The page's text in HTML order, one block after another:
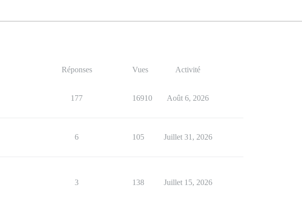
Réponses Vues Activité
177 16910 Août 6, 2026
6 105 Juillet 31, 2026
3 138 Juillet 15, 2026